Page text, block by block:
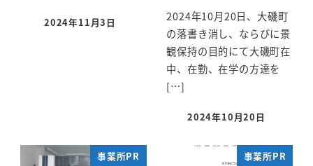
2024年11月3日
2024年10月20日、大磯町
の落書き消し、ならびに景
観保持の目的にて大磯町在
中、在勤、在学の方達を
[…]
2024年10月20日
事業所PR 事業所PR